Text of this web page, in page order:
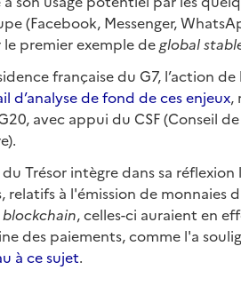
(Facebook, Messenger,
premier exemple deglobal
française du G7, l’action
d’analyse de fond de ces enjeux,
avec appui du CSF (Conseil
Trésor intègre dans sa réflexion
relatifs à l'émission de monnaies
blockchain, celles-ci auraient en
des paiements, comme l'a
à ce sujet.